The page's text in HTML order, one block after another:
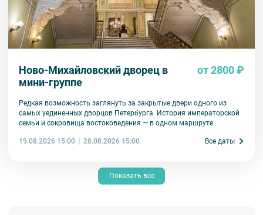
Ново-Михайловский дворец в
мини-группе
от 2800 ₽
Редкая возможность заглянуть за закрытые двери одного из
самых уединенных дворцов Петербурга. История императорской
семьи и сокровища востоковедения — в одном маршруте.
19.08.2026 15:00 28.08.2026 15:00 Все даты
Показать все